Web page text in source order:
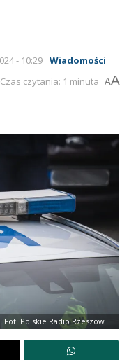
- 10:29 Wiadomości
Czas czytania: 1 minuta AA
Fot. Polskie Radio Rzeszów